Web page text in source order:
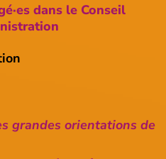
dans le Conseil
grandes orientations de